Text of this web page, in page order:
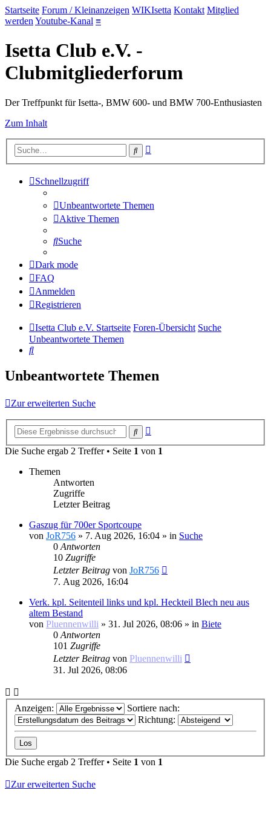
Startseite Forum / Kleinanzeigen WIKIsetta Kontakt Mitglied
werden Youtube-Kanal ≡
Isetta Club e.V. -
Clubmitgliederforum
Der Treffpunkt für Isetta-, BMW 600- und BMW 700-Enthusiasten
Zum Inhalt
Suche
Schnellzugriff
Unbeantwortete Themen
Aktive Themen
Suche
Dark mode
FAQ
Anmelden
Registrieren
Isetta Club e.V. Startseite Foren-Übersicht Suche
Unbeantwortete Themen
Suche
Unbeantwortete Themen
Zur erweiterten Suche
Suche
Die Suche ergab 2 Treffer • Seite 1 von 1
Themen
Antworten
Zugriffe
Letzter Beitrag
Gaszug für 700er Sportcoupe
von JoR756 » 7. Aug 2026, 16:04 » in Suche
0 Antworten
10 Zugriffe
Letzter Beitrag von JoR756
7. Aug 2026, 16:04
Verk. kpl. Seitenteil links und kpl. Heckteil Blech neu aus
altem Bestand
von Pluennenwilli » 31. Jul 2026, 08:06 » in Biete
0 Antworten
101 Zugriffe
Letzter Beitrag von Pluennenwilli
31. Jul 2026, 08:06
Anzeigen:
Sortiere nach:
Richtung:
Die Suche ergab 2 Treffer • Seite 1 von 1
Zur erweiterten Suche